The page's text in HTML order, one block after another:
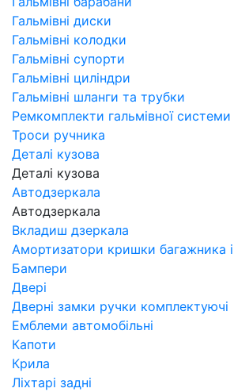
Гальмівні диски
Гальмівні колодки
Гальмівні супорти
Гальмівні циліндри
Гальмівні шланги та трубки
Ремкомплекти гальмівної системи
Троси ручника
Деталі кузова
Деталі кузова
Автодзеркала
Автодзеркала
Вкладиш дзеркала
Амортизатори кришки багажника
Бампери
Двері
Дверні замки ручки комплектуючі
Емблеми автомобільні
Капоти
Крила
Ліхтарі задні